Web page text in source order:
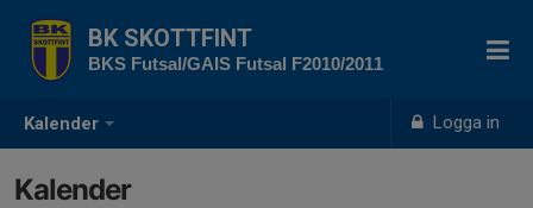
Kalender Logga in
BK SKOTTFINT
BKS Futsal/GAIS Futsal F2010/2011
Kalender